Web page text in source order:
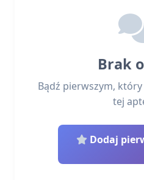
Brak
Bądź pierwszym,
tej
Dodaj